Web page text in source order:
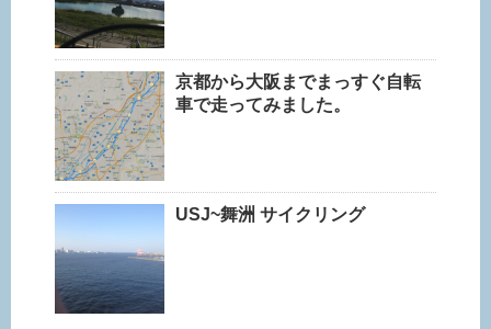
京都から大阪までまっすぐ自転
車で走ってみました。
USJ~舞洲 サイクリング